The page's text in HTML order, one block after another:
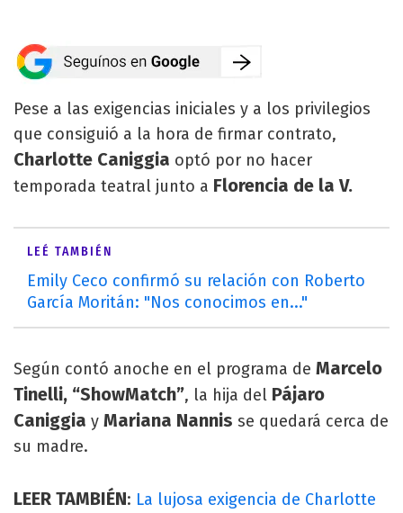
Pese a las exigencias iniciales y a los privilegios
que consiguió a la hora de firmar contrato,
Charlotte Caniggia optó por no hacer
temporada teatral junto a Florencia de la V.
LEÉ TAMBIÉN
Emily Ceco confirmó su relación con Roberto
García Moritán: "Nos conocimos en..."
Según contó anoche en el programa de Marcelo
Tinelli, “ShowMatch”, la hija del Pájaro
Caniggia y Mariana Nannis se quedará cerca de
su madre.
LEER TAMBIÉN: La lujosa exigencia de Charlotte